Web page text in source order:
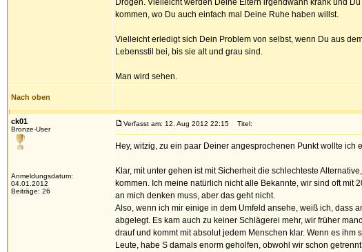
Drogen. Vielleicht werden Deine Eltern irgendwann krank und
kommen, wo Du auch einfach mal Deine Ruhe haben willst.
Vielleicht erledigt sich Dein Problem von selbst, wenn Du aus
Lebensstil bei, bis sie alt und grau sind.
Man wird sehen.
Nach oben
ck01
Bronze-User
Anmeldungsdatum:
04.01.2012
Beiträge: 26
Verfasst am: 12. Aug 2012 22:15 Titel:
Hey, witzig, zu ein paar Deiner angesprochenen Punkt wollte ich
Klar, mit unter gehen ist mit Sicherheit die schlechteste
kommen. Ich meine natürlich nicht alle Bekannte, wir sind oft mit
an mich denken muss, aber das geht nicht.
Also, wenn ich mir einige in dem Umfeld ansehe, weiß ich, dass
abgelegt. Es kam auch zu keiner Schlägerei mehr, wir früher
drauf und kommt mit absolut jedem Menschen klar. Wenn es
Leute, habe S damals enorm geholfen, obwohl wir schon